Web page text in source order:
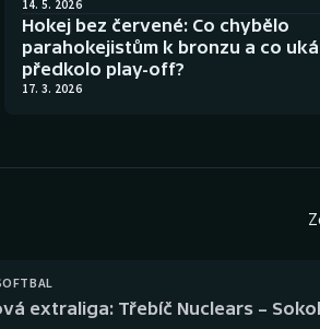
14. 5. 2026
Hokej bez červené: Co chybělo
parahokejistům k bronzu a co
předkolo play-off?
17. 3. 2026
extraliga: Třebíč Nuclears –